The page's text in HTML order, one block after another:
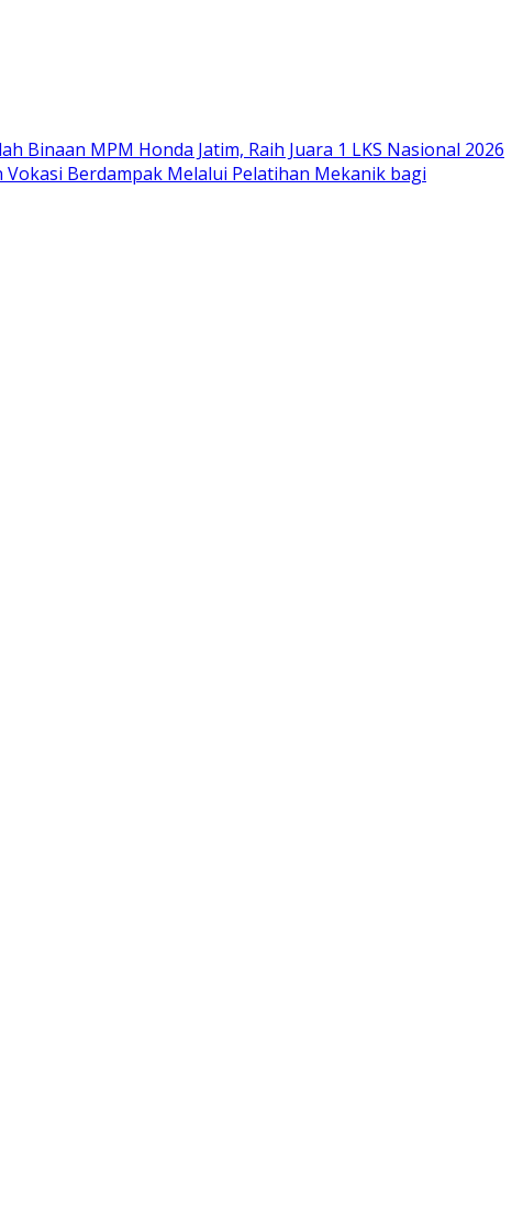
Binaan MPM Honda Jatim, Raih Juara 1 LKS Nasional 2026
Vokasi Berdampak Melalui Pelatihan Mekanik bagi